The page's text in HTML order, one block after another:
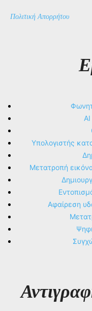
Πολιτική Απορρήτου
Υπολογιστής
Μετατροπή
Αφαίρεση